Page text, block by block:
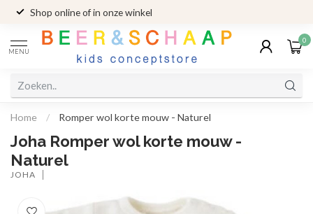
Shop online of in onze winkel
MENU
0
Home / Romper wol korte mouw - Naturel
Joha Romper wol korte mouw -
Naturel
JOHA